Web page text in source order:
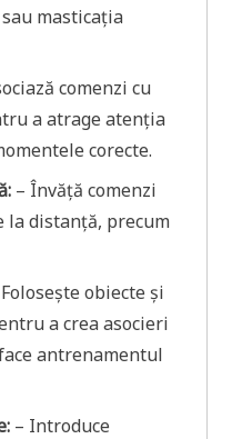
masticația
comenzi cu
a atrage atenția
corecte.
– Învăță comenzi
la distanță, precum
obiecte și
a crea asocieri
antrenamentul
– Introduce